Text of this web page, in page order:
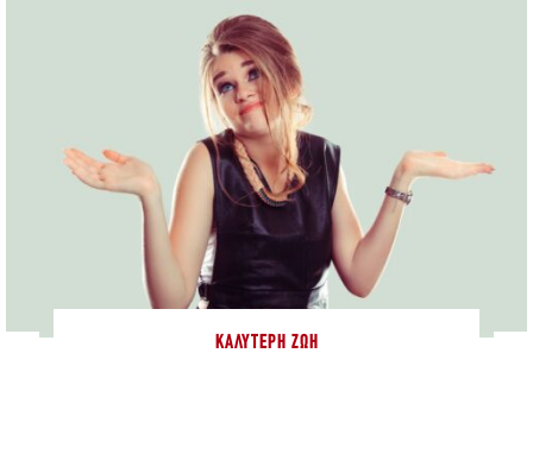
ΚΑΛΎΤΕΡΗ ΖΩΉ